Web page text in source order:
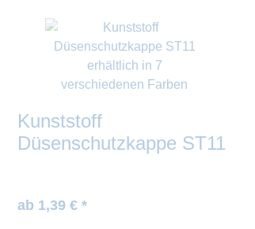
Kunststoff
Düsenschutzkappe ST11
ab 1,39 € *